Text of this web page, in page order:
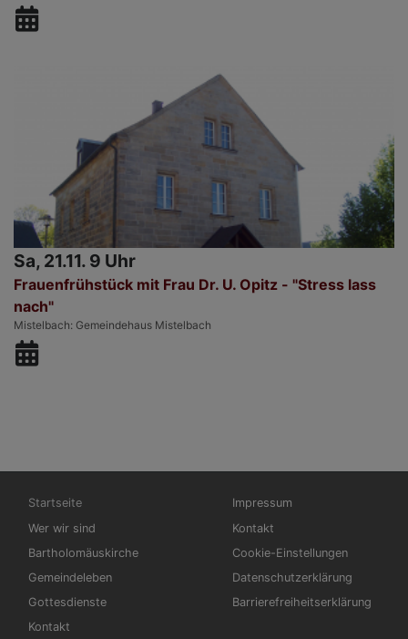
Sa, 21.11. 9 Uhr
Frauenfrühstück mit Frau Dr. U. Opitz - "Stress lass
nach"
Mistelbach Gemeindehaus Mistelbach
Hauptnavigation
Startseite
Wer wir sind
Bartholomäuskirche
Gemeindeleben
Gottesdienste
Kontakt
Fußbereichsmenü
Impressum
Kontakt
Cookie-Einstellungen
Datenschutzerklärung
Barrierefreiheitserklärung